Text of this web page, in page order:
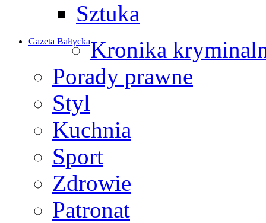
Sztuka
Gazeta BałtyckaKronika
Porady prawne
Styl
Kuchnia
Sport
Zdrowie
Patronat